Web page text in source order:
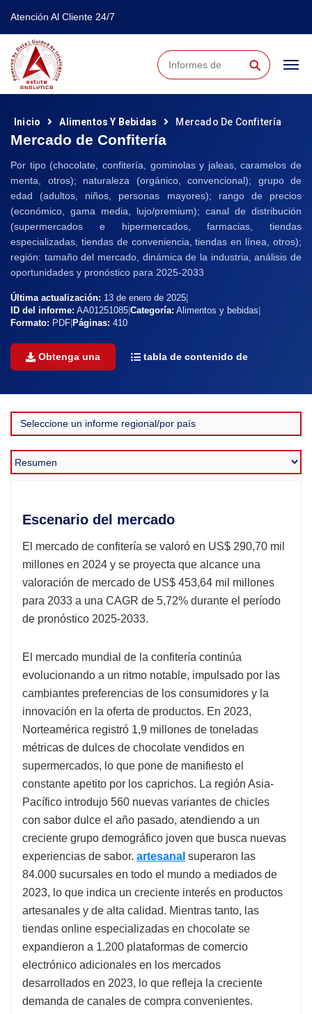
Atención Al Cliente 24/7
⚲
Inicio Alimentos Y Bebidas Mercado De Confitería
Mercado de Confitería
Por tipo (chocolate, confitería, gominolas y jaleas, caramelos de
menta, otros); naturaleza (orgánico, convencional); grupo de
edad (adultos, niños, personas mayores); rango de precios
(económico, gama media, lujo/premium); canal de distribución
(supermercados e hipermercados, farmacias, tiendas
especializadas, tiendas de conveniencia, tiendas en línea, otros);
región: tamaño del mercado, dinámica de la industria, análisis de
oportunidades y pronóstico para 2025-2033
Última actualización: 13 de enero de 2025
ID del informe: AA01251085 Categoría: Alimentos y bebidas
Formato: PDF Páginas: 410
Obtenga una tabla de contenido de
Escenario del mercado
El mercado de confitería se valoró en US$ 290,70 mil
millones en 2024 y se proyecta que alcance una
valoración de mercado de US$ 453,64 mil millones
para 2033 a una CAGR de 5,72% durante el período
de pronóstico 2025-2033.
El mercado mundial de la confitería continúa
evolucionando a un ritmo notable, impulsado por las
cambiantes preferencias de los consumidores y la
innovación en la oferta de productos. En 2023,
Norteamérica registró 1,9 millones de toneladas
métricas de dulces de chocolate vendidos en
supermercados, lo que pone de manifiesto el
constante apetito por los caprichos. La región Asia-
Pacífico introdujo 560 nuevas variantes de chicles
con sabor dulce el año pasado, atendiendo a un
creciente grupo demográfico joven que busca nuevas
experiencias de sabor. artesanal superaron las
84.000 sucursales en todo el mundo a mediados de
2023, lo que indica un creciente interés en productos
artesanales y de alta calidad. Mientras tanto, las
tiendas online especializadas en chocolate se
expandieron a 1.200 plataformas de comercio
electrónico adicionales en los mercados
desarrollados en 2023, lo que refleja la creciente
demanda de canales de compra convenientes.